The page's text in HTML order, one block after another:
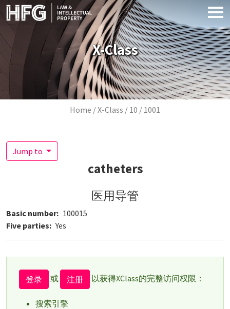
Skip to main content
X-Class
Breadcrumb
Home X-Class 10 1001
Jump to
catheters
医用导管
Basic number
100015
Five parties
Yes
登录 或 注册 以获得XClass的完整访问权限：
搜索引擎